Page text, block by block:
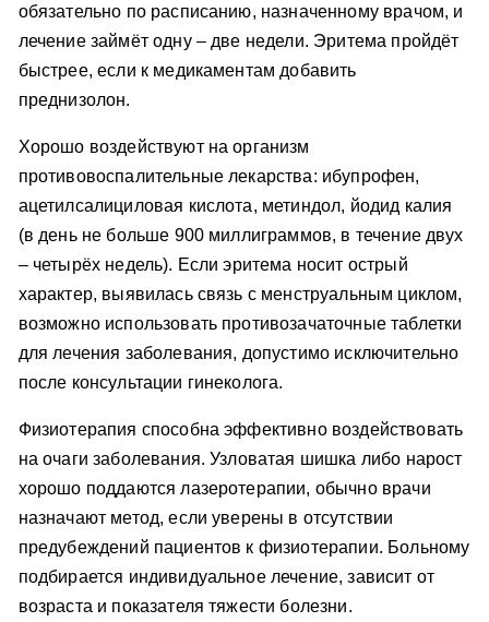
обязательно по расписанию, назначенному врачом, и
лечение займёт одну – две недели. Эритема пройдёт
быстрее, если к медикаментам добавить
преднизолон.
Хорошо воздействуют на организм
противовоспалительные лекарства: ибупрофен,
ацетилсалициловая кислота, метиндол, йодид калия
(в день не больше 900 миллиграммов, в течение двух
– четырёх недель). Если эритема носит острый
характер, выявилась связь с менструальным циклом,
возможно использовать противозачаточные таблетки
для лечения заболевания, допустимо исключительно
после консультации гинеколога.
Физиотерапия способна эффективно воздействовать
на очаги заболевания. Узловатая шишка либо нарост
хорошо поддаются лазеротерапии, обычно врачи
назначают метод, если уверены в отсутствии
предубеждений пациентов к физиотерапии. Больному
подбирается индивидуальное лечение, зависит от
возраста и показателя тяжести болезни.